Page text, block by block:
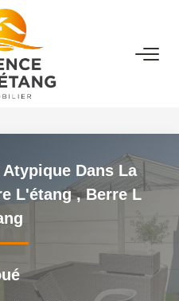
Bien
Dans La
L'étang,Berre L